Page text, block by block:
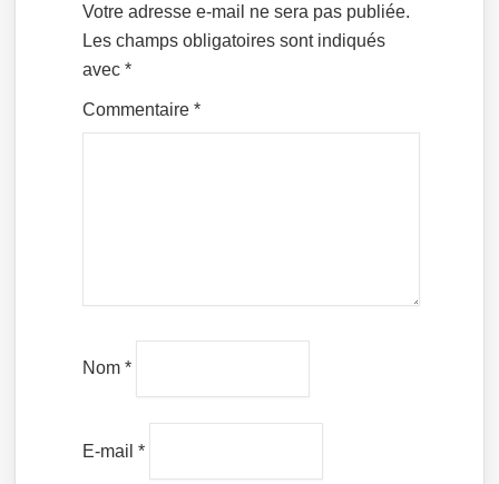
Votre adresse e-mail ne sera pas publiée.
Les champs obligatoires sont indiqués
avec*
Commentaire*
Nom*
E-mail*